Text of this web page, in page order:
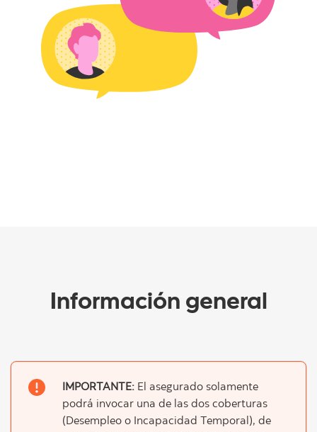
Información general
IMPORTANTE: El asegurado solamente
podrá invocar una de las dos coberturas
(Desempleo o Incapacidad Temporal), de